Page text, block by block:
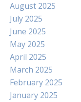
August 2025
July 2025
June 2025
May 2025
April 2025
March 2025
February 2025
January 2025